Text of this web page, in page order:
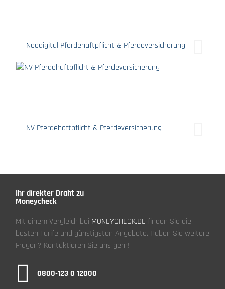
Neodigital Pferdehaftpflicht & Pferdeversicherung
NV Pferdehaftpflicht & Pferdeversicherung
Ihr direkter Draht zu
Moneycheck
Mit einem Vergleich bei MONEYCHECK.DE finden Sie die
besten Tarife und günstigsten Angebote. Haben Sie weitere
Fragen? Kontaktieren Sie uns gern!
0800-123 0 12000